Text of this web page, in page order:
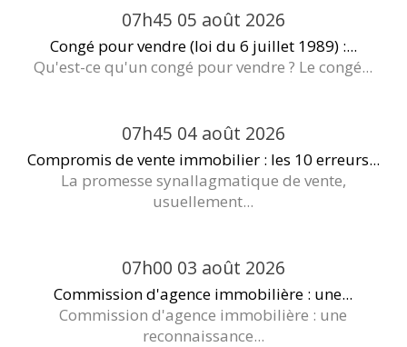
07h45 05 août 2026
Congé pour vendre (loi du 6 juillet 1989) :...
Qu'est-ce qu'un congé pour vendre ? Le congé...
07h45 04 août 2026
Compromis de vente immobilier : les 10 erreurs...
La promesse synallagmatique de vente,
usuellement...
07h00 03 août 2026
Commission d'agence immobilière : une...
Commission d'agence immobilière : une
reconnaissance...